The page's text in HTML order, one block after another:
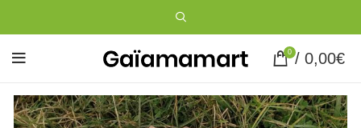
0 / 0,00€